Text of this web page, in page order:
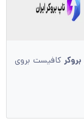
بروکر کافیست بروی